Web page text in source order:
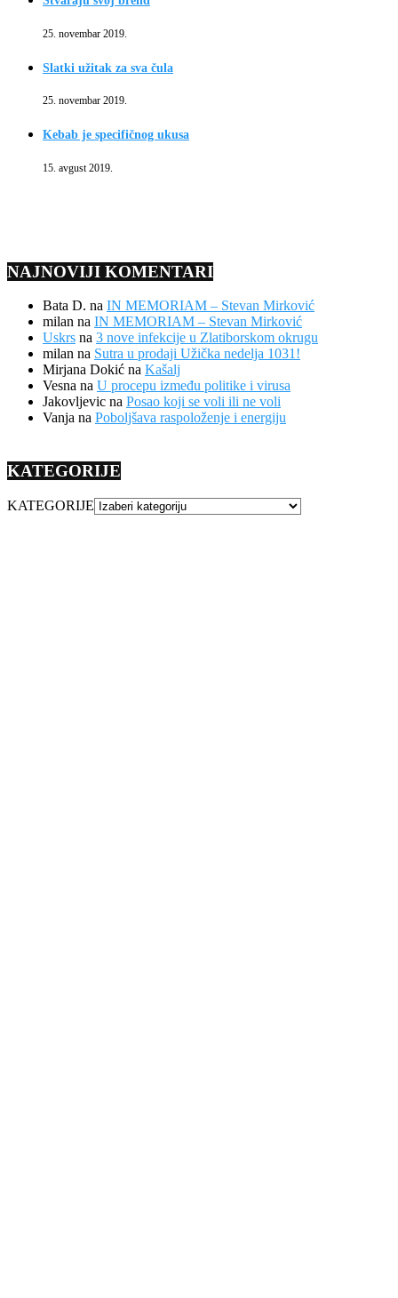
25. novembar 2019.
Slatki užitak za sva čula
25. novembar 2019.
Kebab je specifičnog ukusa
15. avgust 2019.
NAJNOVIJI KOMENTARI
Bata D. na IN MEMORIAM – Stevan Mirković
milan na IN MEMORIAM – Stevan Mirković
Uskrs na 3 nove infekcije u Zlatiborskom okrugu
milan na Sutra u prodaji Užička nedelja 1031!
Mirjana Dokić na Kašalj
Vesna na U procepu između politike i virusa
Jakovljevic na Posao koji se voli ili ne voli
Vanja na Poboljšava raspoloženje i energiju
KATEGORIJE
KATEGORIJE